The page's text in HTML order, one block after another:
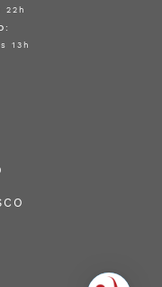
22h
13h